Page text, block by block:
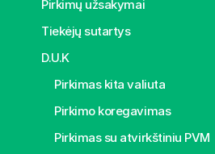
Pirkimų užsakymai
Tiekėjų sutartys
D.U.K
Pirkimas kita valiuta
Pirkimo koregavimas
Pirkimas su atvirkštiniu PVM